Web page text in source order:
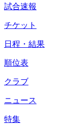
試合速報
チケット
日程・結果
順位表
クラブ
ニュース
特集